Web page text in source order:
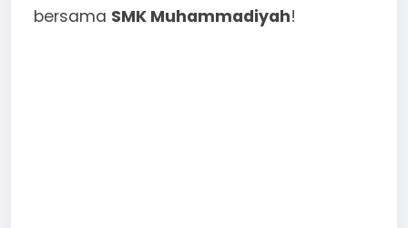
bersama SMK Muhammadiyah!